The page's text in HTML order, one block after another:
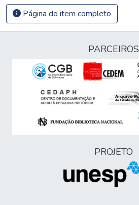
Página do item completo
PARCEIROS
PROJETO